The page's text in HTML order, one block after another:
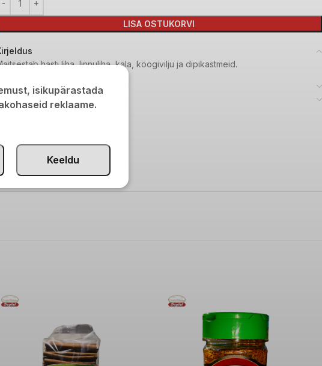
LISA OSTUKORVI
hästi liha, linnuliha, kala, köögivilju ja dipikastmeid.
isikupärastada
reklaame.
Keeldu